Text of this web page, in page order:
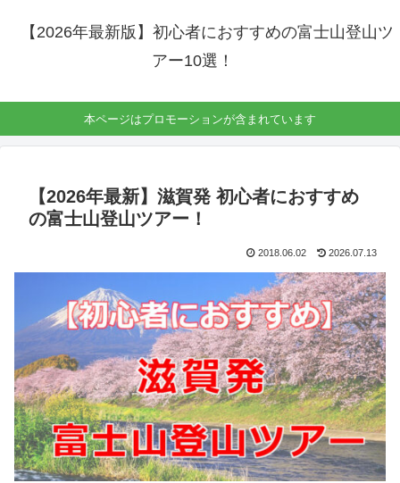
【2026年最新版】初心者におすすめの富士山登山ツ
アー10選！
本ページはプロモーションが含まれています
【2026年最新】滋賀発 初心者におすすめ
の富士山登山ツアー！
2018.06.02 2026.07.13